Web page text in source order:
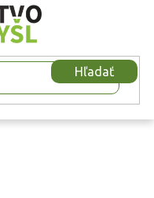
Hľadať